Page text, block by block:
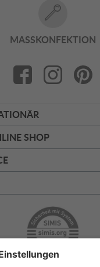
MASSKONFEKTION
SHOP